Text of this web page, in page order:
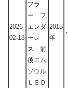
2026-
02-13
フラ
ー フ
ェンダ
ーレ
ス 前
後エム
ソウル
ＬＥＤ
2015
年
-